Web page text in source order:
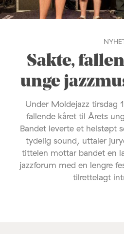
Sakte,
unge
Under Moldejazz tirsdag
fallende kåret til Årets
Bandet leverte et helstøpt
tydelig sound, uttaler
tittelen mottar bandet en
jazzforum med en lengre
tilrettelagt